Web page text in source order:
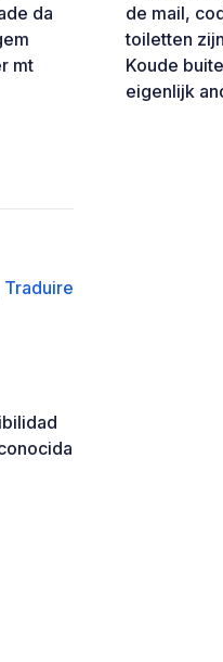
da
mt
de mail,
toiletten
Koude
eigenlijk
Traduire